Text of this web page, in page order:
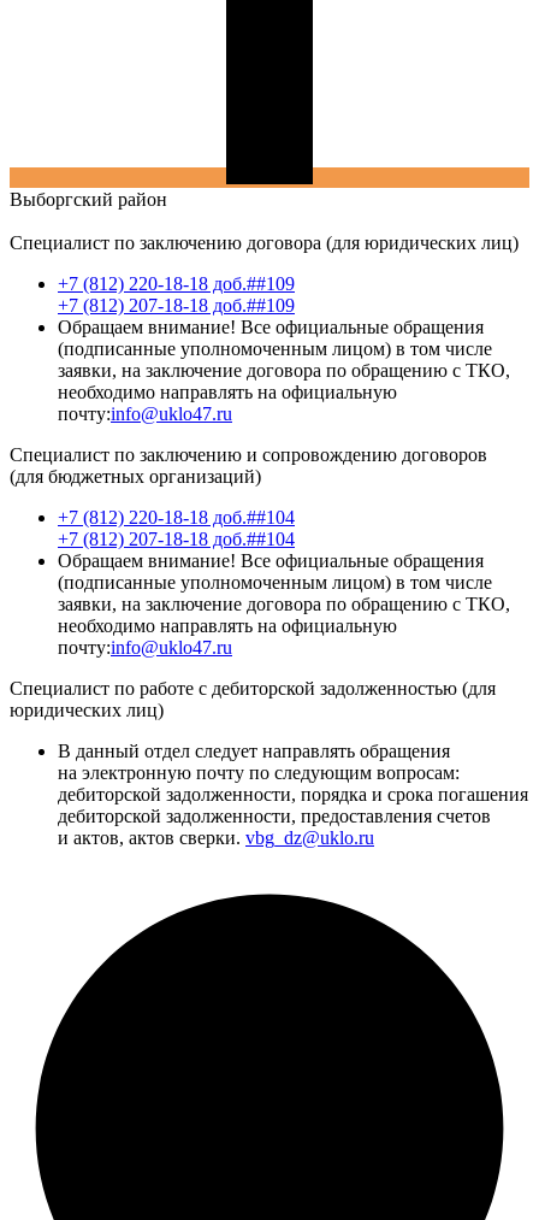
Выборгский район
Специалист по заключению договора (для юридических лиц)
+7 (812) 220-18-18 доб.##109
+7 (812) 207-18-18 доб.##109
Обращаем внимание! Все официальные обращения
(подписанные уполномоченным лицом) в том числе
заявки, на заключение договора по обращению с ТКО,
необходимо направлять на официальную
почту:info@uklo47.ru
Специалист по заключению и сопровождению договоров
(для бюджетных организаций)
+7 (812) 220-18-18 доб.##104
+7 (812) 207-18-18 доб.##104
Обращаем внимание! Все официальные обращения
(подписанные уполномоченным лицом) в том числе
заявки, на заключение договора по обращению с ТКО,
необходимо направлять на официальную
почту:info@uklo47.ru
Специалист по работе с дебиторской задолженностью (для
юридических лиц)
В данный отдел следует направлять обращения
на электронную почту по следующим вопросам:
дебиторской задолженности, порядка и срока погашения
дебиторской задолженности, предоставления счетов
и актов, актов сверки. vbg_dz@uklo.ru